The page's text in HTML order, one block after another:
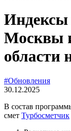
Индексы
Москвы
области
#Обновления
30.12.2025
В состав
смет Турбосметчик